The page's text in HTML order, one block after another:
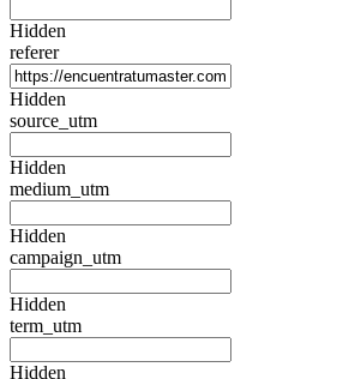
Hidden
referer
Hidden
source_utm
Hidden
medium_utm
Hidden
campaign_utm
Hidden
term_utm
Hidden